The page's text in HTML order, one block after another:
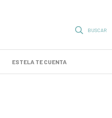
ESTELA TE CUENTA